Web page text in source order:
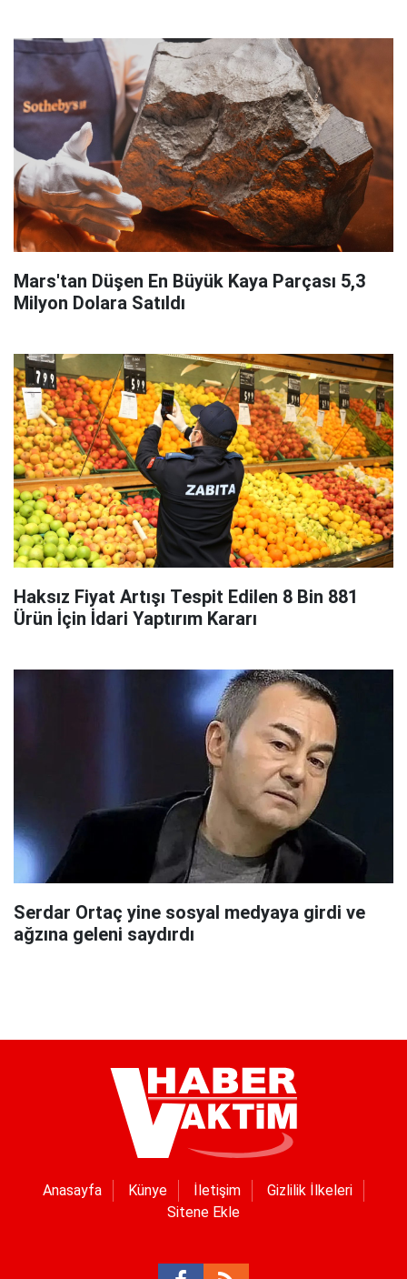
Mars'tan Düşen En Büyük Kaya Parçası 5,3
Milyon Dolara Satıldı
Haksız Fiyat Artışı Tespit Edilen 8 Bin 881
Ürün İçin İdari Yaptırım Kararı
Serdar Ortaç yine sosyal medyaya girdi ve
ağzına geleni saydırdı
Anasayfa Künye İletişim
Gizlilik İlkeleri
Sitene Ekle